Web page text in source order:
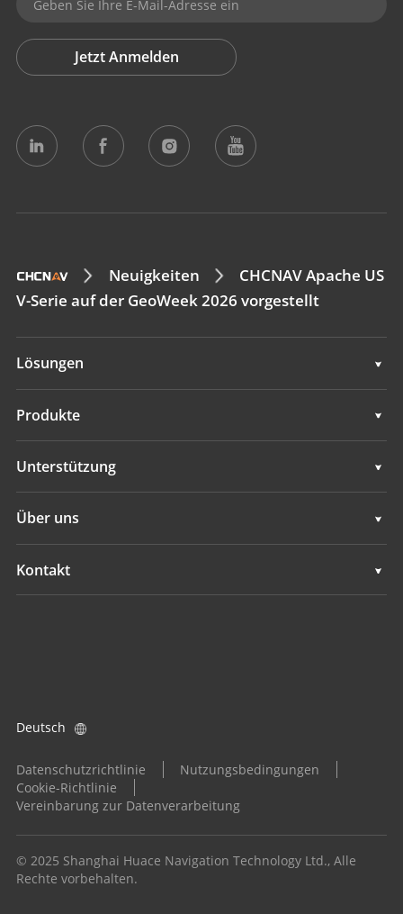
Jetzt Anmelden
Neuigkeiten
CHCNAV Apache US
V-Serie auf der GeoWeek 2026 vorgestellt
Lösungen
Vermessung und Ingenieurwesen
Hydrographie
GNSS-Ortungsdienste
Produkte
Vermessung und Ingenieurwesen
Hydrographie
Unterstützung
Über uns
Übersicht
Kontakt
Datenschutzrichtlinie
Nutzungsbedingungen
Cookie-Richtlinie
Vereinbarung zur Datenverarbeitung
Deutsch
© 2025 Shanghai Huace Navigation Technology Ltd., Alle
Rechte vorbehalten.